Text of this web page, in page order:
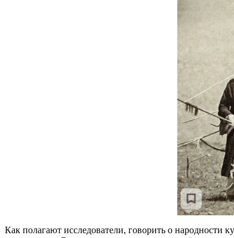
Как полагают исследователи, говорить о народности